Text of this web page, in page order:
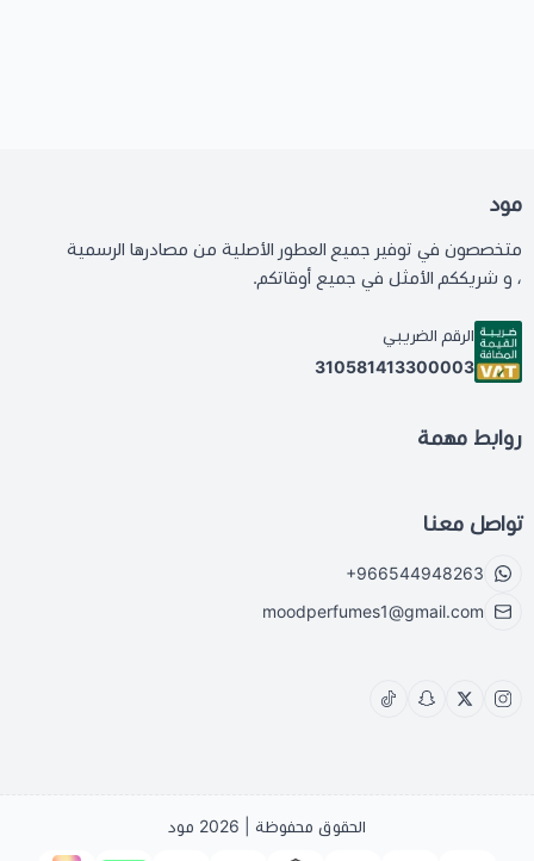
مود
متخصصون في توفير جميع العطور الأصلية من مصادرها الرسمية
، و شريككم الأمثل في جميع أوقاتكم.
الرقم الضريبي
310581413300003
روابط مهمة
تواصل معنا
+966544948263
moodperfumes1@gmail.com
الحقوق محفوظة | 2026 مود